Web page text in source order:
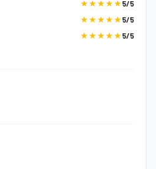
★★★★★5/5
★★★★★5/5
★★★★★5/5